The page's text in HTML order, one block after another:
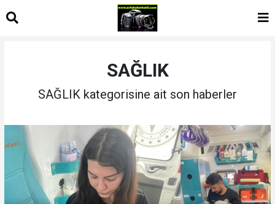
SAĞLIK
SAĞLIK kategorisine ait son haberler